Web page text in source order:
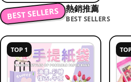
BEST SELLERS 熱銷推薦
BEST SELLERS
TOP 1